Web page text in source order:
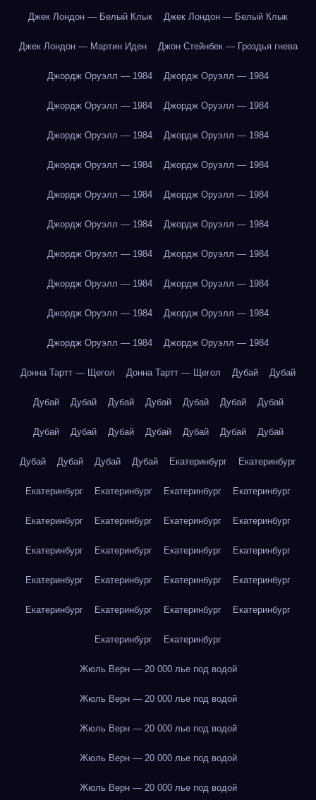
Джек Лондон — Белый Клык Джек Лондон — Белый Клык
Джек Лондон — Мартин Иден Джон Стейнбек — Гроздья гнева
Джордж Оруэлл — 1984 Джордж Оруэлл — 1984
Джордж Оруэлл — 1984 Джордж Оруэлл — 1984
Джордж Оруэлл — 1984 Джордж Оруэлл — 1984
Джордж Оруэлл — 1984 Джордж Оруэлл — 1984
Джордж Оруэлл — 1984 Джордж Оруэлл — 1984
Джордж Оруэлл — 1984 Джордж Оруэлл — 1984
Джордж Оруэлл — 1984 Джордж Оруэлл — 1984
Джордж Оруэлл — 1984 Джордж Оруэлл — 1984
Джордж Оруэлл — 1984 Джордж Оруэлл — 1984
Джордж Оруэлл — 1984 Джордж Оруэлл — 1984
Донна Тартт — Щегол Донна Тартт — Щегол Дубай Дубай
Дубай Дубай Дубай Дубай Дубай Дубай Дубай
Дубай Дубай Дубай Дубай Дубай Дубай Дубай
Дубай Дубай Дубай Дубай Екатеринбург Екатеринбург
Екатеринбург Екатеринбург Екатеринбург Екатеринбург
Екатеринбург Екатеринбург Екатеринбург Екатеринбург
Екатеринбург Екатеринбург Екатеринбург Екатеринбург
Екатеринбург Екатеринбург Екатеринбург Екатеринбург
Екатеринбург Екатеринбург Екатеринбург Екатеринбург
Екатеринбург Екатеринбург
Жюль Верн — 20 000 лье под водой
Жюль Верн — 20 000 лье под водой
Жюль Верн — 20 000 лье под водой
Жюль Верн — 20 000 лье под водой
Жюль Верн — 20 000 лье под водой